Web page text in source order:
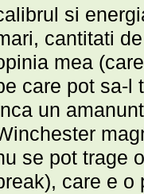
si
cantitati
mea
care pot sa-l
un
se pot trage
care e o